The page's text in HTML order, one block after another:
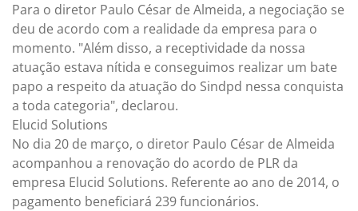
Para o diretor Paulo César de Almeida, a negociação se
deu de acordo com a realidade da empresa para o
momento. "Além disso, a receptividade da nossa
atuação estava nítida e conseguimos realizar um bate
papo a respeito da atuação do Sindpd nessa conquista
a toda categoria", declarou.
Elucid Solutions
No dia 20 de março, o diretor Paulo César de Almeida
acompanhou a renovação do acordo de PLR da
empresa Elucid Solutions. Referente ao ano de 2014, o
pagamento beneficiará 239 funcionários.